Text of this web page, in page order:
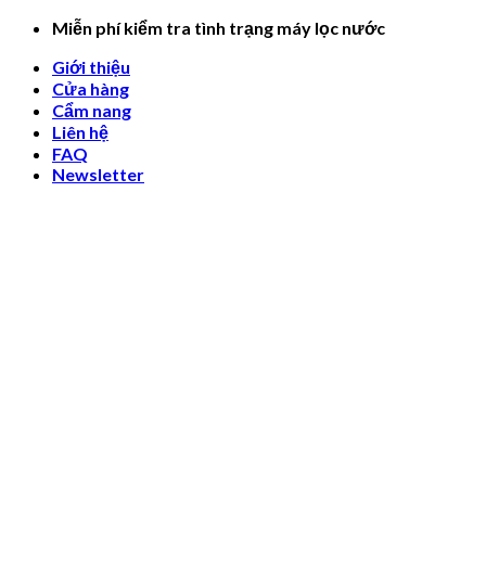
Skip
content
Miễn phí kiểm tra tình trạng máy lọc nước
Giới thiệu
Cửa hàng
Cẩm nang
Liên hệ
FAQ
Newsletter